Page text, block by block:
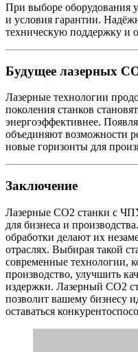
При выборе оборудования
и условия гарантии.
техническую поддержку и
Будущее лазерных
Лазерные технологии
поколения станков
энергоэффективнее.
объединяют возможности
новые горизонты для
Заключение
Лазерные СО2 станки с
для бизнеса и
обработки делают их
отраслях. Выбирая такой
современные технологии,
производство, улучшить
издержки. Лазерный СО2
позволит вашему бизнесу
оставаться